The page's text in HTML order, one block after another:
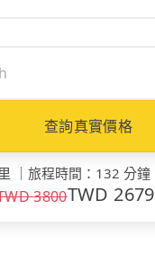
查詢真實價格
旅程時間 ： 132 分鐘
3800TWD 2679